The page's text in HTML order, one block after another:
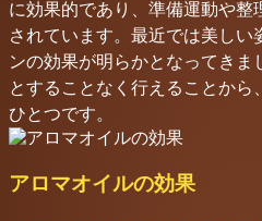
に効果的であり、準備運動や整
されています。最近では美しい
ンの効果が明らかとなってき
とすることなく行えることか
ひとつです。
アロマオイルの効果